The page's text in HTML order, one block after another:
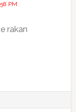
PM
rakan